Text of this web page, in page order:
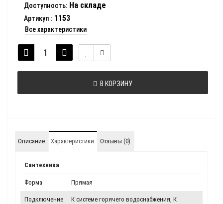
Доступность: На складе
Артикул : 1153
Все характеристики
В КОРЗИНУ
Описание Характеристики Отзывы (0)
Сантехника
Форма Прямая
Подключение
К системе горячего водоснабжения, К